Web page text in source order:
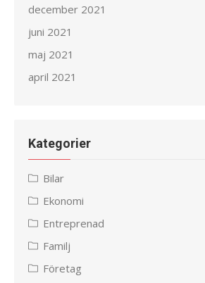
december 2021
juni 2021
maj 2021
april 2021
Kategorier
Bilar
Ekonomi
Entreprenad
Familj
Företag